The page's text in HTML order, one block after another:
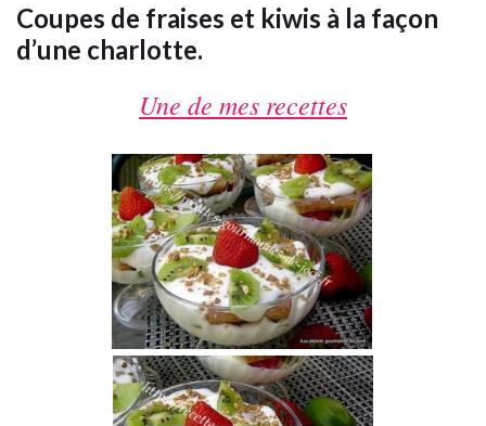
Coupes de fraises et kiwis à la façon
d’une charlotte.
Une de mes recettes